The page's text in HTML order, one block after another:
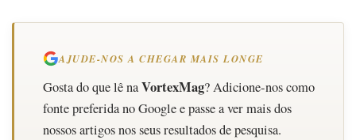
AJUDE-NOS A CHEGAR MAIS LONGE
Gosta do que lê naVortexMag? Adicione-nos como
fonte preferida no Google e passe a ver mais dos
nossos artigos nos seus resultados de pesquisa.